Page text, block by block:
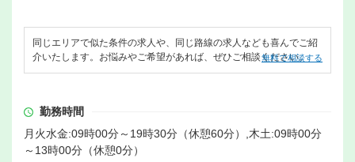
同じエリアで似た条件の求人や、同じ路線の求人なども喜んでご紹
介いたします。お悩みやご希望があれば、ぜひご相談ください。
無料で相談する
勤務時間
月火水金:09時00分～19時30分（休憩60分）,木土:09時00分
～13時00分（休憩0分）